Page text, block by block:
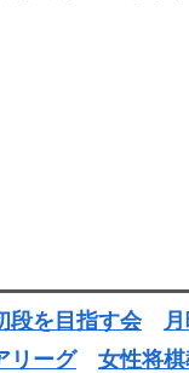
段を目指す会
リーグ 女性将